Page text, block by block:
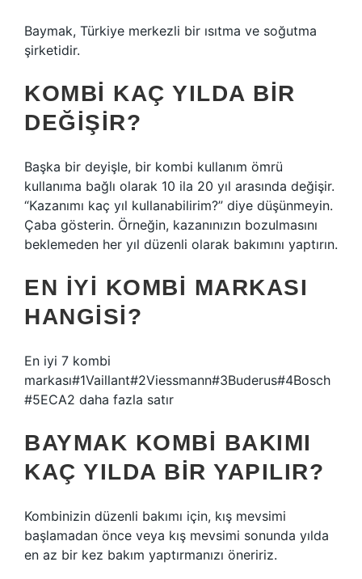
Baymak, Türkiye merkezli bir ısıtma ve soğutma
şirketidir.
KOMBI KAÇ YILDA BIR
DEĞIŞIR?
Başka bir deyişle, bir kombi kullanım ömrü
kullanıma bağlı olarak 10 ila 20 yıl arasında değişir.
“Kazanımı kaç yıl kullanabilirim?” diye düşünmeyin.
Çaba gösterin. Örneğin, kazanınızın bozulmasını
beklemeden her yıl düzenli olarak bakımını yaptırın.
EN IYI KOMBI MARKASI
HANGISI?
En iyi 7 kombi
markası#1Vaillant#2Viessmann#3Buderus#4Bosch
#5ECA2 daha fazla satır
BAYMAK KOMBI BAKIMI
KAÇ YILDA BIR YAPILIR?
Kombinizin düzenli bakımı için, kış mevsimi
başlamadan önce veya kış mevsimi sonunda yılda
en az bir kez bakım yaptırmanızı öneririz.